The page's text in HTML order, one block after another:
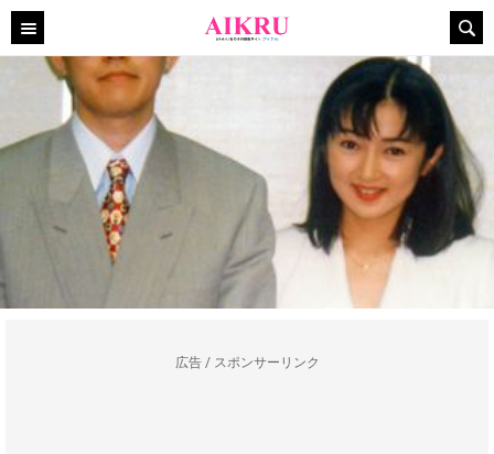
広告 / スポンサーリンク